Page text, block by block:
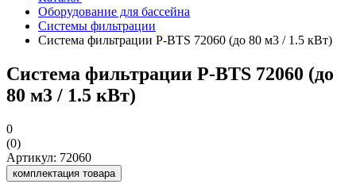
Оборудование для бассейна
Системы фильтрации
Система фильтрации P-BTS 72060 (до 80 м3 / 1.5 кВт)
Система фильтрации P-BTS 72060 (до
80 м3 / 1.5 кВт)
0
(0)
Артикул: 72060
комплектация товара